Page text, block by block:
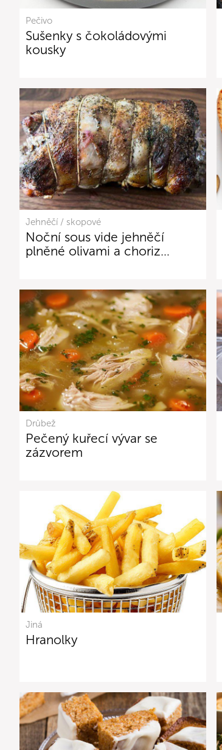
Pečivo
Sušenky s čokoládovými
kousky
Jehněčí / skopové
Noční sous vide jehněčí
plněné olivami a choriz…
Drůbež
Pečený kuřecí vývar se
zázvorem
Jiná
Hranolky